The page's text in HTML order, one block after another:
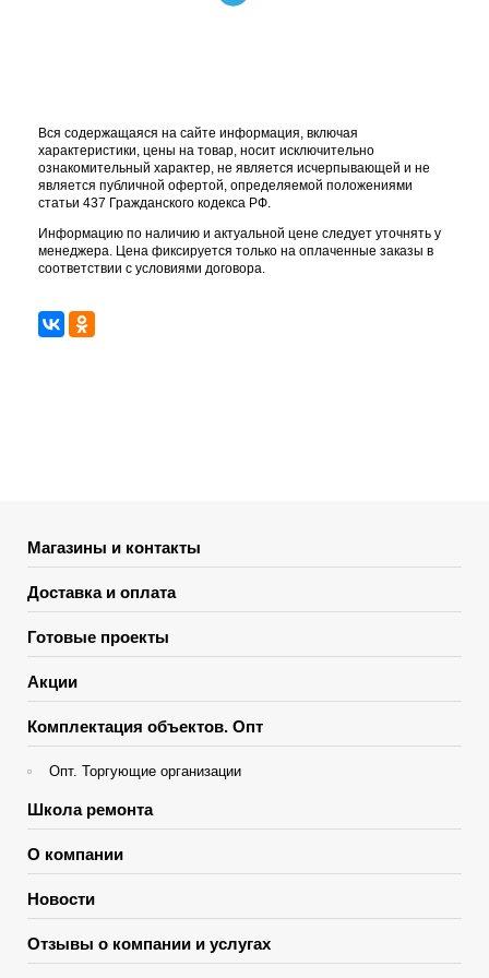
Вся содержащаяся на сайте информация, включая
характеристики, цены на товар, носит исключительно
ознакомительный характер, не является исчерпывающей и не
является публичной офертой, определяемой положениями
статьи 437 Гражданского кодекса РФ.
Информацию по наличию и актуальной цене следует уточнять у
менеджера. Цена фиксируется только на оплаченные заказы в
соответствии с условиями договора.
Магазины и контакты
Доставка и оплата
Готовые проекты
Акции
Комплектация объектов. Опт
Опт. Торгующие организации
Школа ремонта
О компании
Новости
Отзывы о компании и услугах